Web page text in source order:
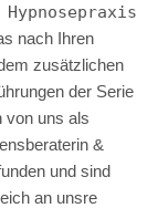
nach Ihren
zusätzlichen
der Serie
von uns als
&
und sind
an unsre